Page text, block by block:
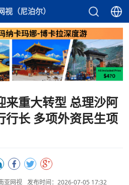
视（尼泊尔）
来重大转型 总理沙阿
行长 多项外资民生项
亚网视 发布时间：2026-07-05 17:32